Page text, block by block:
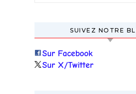
SUIVEZ NOTRE
Sur Facebook
Sur X/Twitter